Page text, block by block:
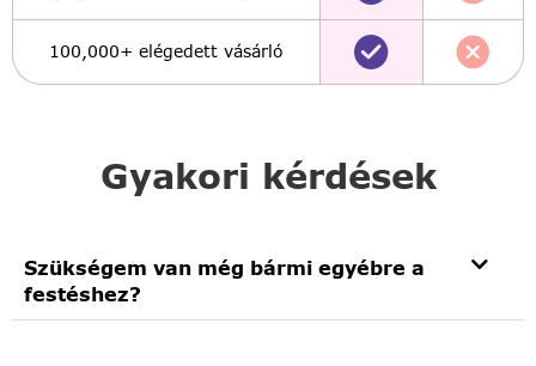
Gyakori kérdések
Szükségem van még bármi egyébre a
festéshez?
100,000+ elégedett vásárló